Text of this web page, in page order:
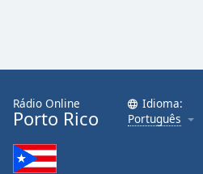
Rádio Online
Porto Rico
Idioma:
Português